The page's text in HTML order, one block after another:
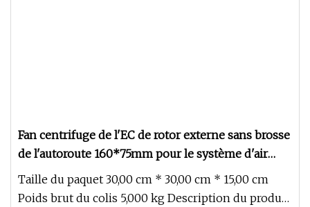
Fan centrifuge de l'EC de rotor externe sans brosse
de l'autoroute 160*75mm pour le système d'air
frais
Taille du paquet 30,00 cm * 30,00 cm * 15,00 cm
Poids brut du colis 5,000 kg Description du produit